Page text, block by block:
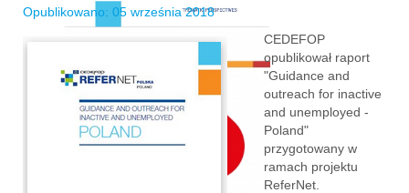
Opublikowano: 05 września 2018
CEDEFOP
opublikował raport
"Guidance and
outreach for inactive
and unemployed -
Poland"
przygotowany w
ramach projektu
ReferNet.